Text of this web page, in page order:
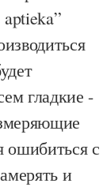
гладкие -
ошибиться с
и